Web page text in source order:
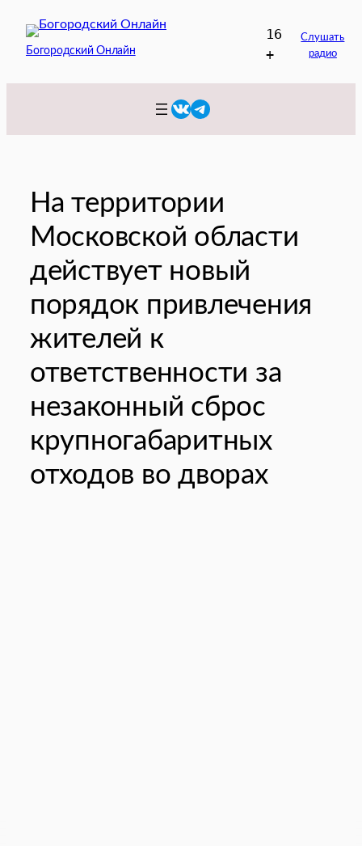
содержимому
Богородский Онлайн
16
+
Слушать
радио
VKTelegram
На территории
Московской области
действует новый
порядок привлечения
жителей к
ответственности за
незаконный сброс
крупногабаритных
отходов во дворах